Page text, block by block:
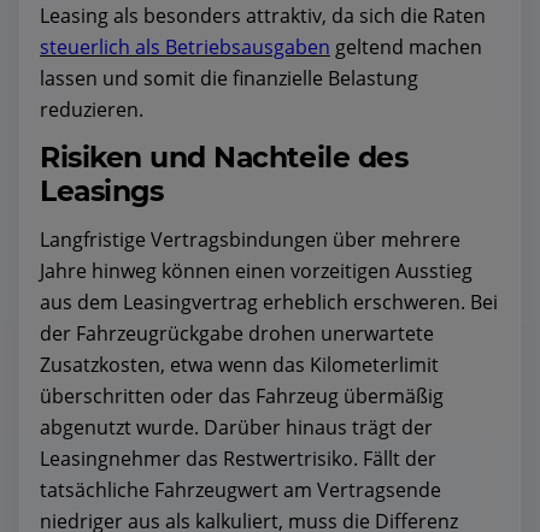
Leasing als besonders attraktiv, da sich die Raten
steuerlich als Betriebsausgaben geltend machen
lassen und somit die finanzielle Belastung
reduzieren.
Risiken und Nachteile des
Leasings
Langfristige Vertragsbindungen über mehrere
Jahre hinweg können einen vorzeitigen Ausstieg
aus dem Leasingvertrag erheblich erschweren. Bei
der Fahrzeugrückgabe drohen unerwartete
Zusatzkosten, etwa wenn das Kilometerlimit
überschritten oder das Fahrzeug übermäßig
abgenutzt wurde. Darüber hinaus trägt der
Leasingnehmer das Restwertrisiko. Fällt der
tatsächliche Fahrzeugwert am Vertragsende
niedriger aus als kalkuliert, muss die Differenz